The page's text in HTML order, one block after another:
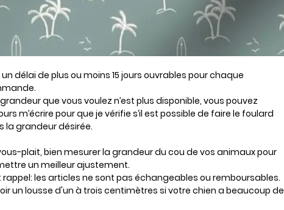
un délai de plus ou moins 15 jours ouvrables pour chaque
grandeur que vous voulez n’est plus disponible, vous pouvez
m’écrire pour que je vérifie s’il est possible de faire le foulard
la grandeur désirée.
plait, bien mesurer la grandeur du cou de vos animaux pour
un meilleur ajustement.
rappel: les articles ne sont pas échangeables ou remboursables.
un lousse d'un à trois centimètres si votre chien a beaucoup de